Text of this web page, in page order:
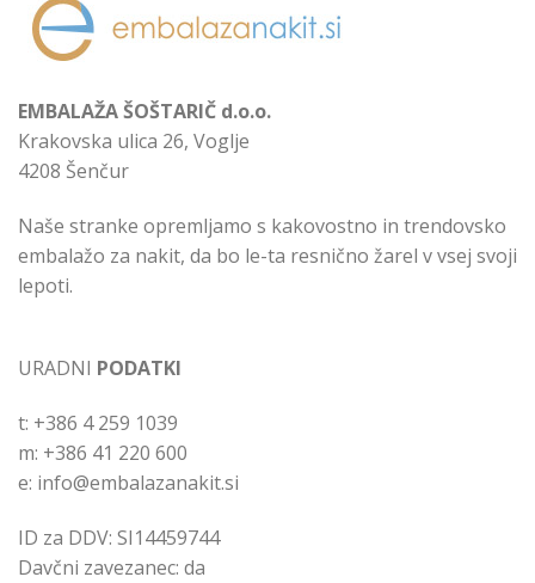
EMBALAŽA ŠOŠTARIČ d.o.o.
Krakovska ulica 26, Voglje
4208 Šenčur
Naše stranke opremljamo s kakovostno in trendovsko
embalažo za nakit, da bo le-ta resnično žarel v vsej svoji
lepoti.
URADNI PODATKI
t: +386 4 259 1039
m: +386 41 220 600
e: info@embalazanakit.si
ID za DDV: SI14459744
Davčni zavezanec: da